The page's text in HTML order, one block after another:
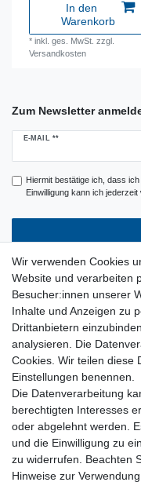
In den
Warenkorb
*inkl. ges. MwSt. zzgl.
Versandkosten
Zum Newsletter
E-MAIL **
Newsletter
Hiermit bestätige ich, dass ich
Einwilligung kann ich jederzeit
Service & Hilfe
Kontakt
Warenkorb
Zur Kasse
Nützliches
Newsletter abmelden
Widerrufsformular
Vertrag Widerrufen
Rechtliches
Wir verwenden Cookies
Website und verarbeiten
Besucher:innen unserer
Inhalte und Anzeigen zu
Drittanbietern
analysieren. Die
Cookies. Wir teilen diese
Einstellungen benennen.
Die Datenverarbeitung
berechtigten Interesses
oder abgelehnt werden.
und die Einwilligung zu
zu widerrufen. Beachten
Hinweise zur